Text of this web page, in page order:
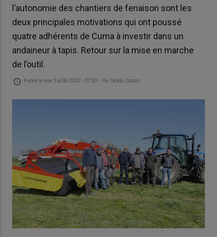
l’autonomie des chantiers de fenaison sont les
deux principales motivations qui ont poussé
quatre adhérents de Cuma à investir dans un
andaineur à tapis. Retour sur la mise en marche
de l’outil.
Publié le mar 16/05/2023 - 07:00 - ParTeddy Couton